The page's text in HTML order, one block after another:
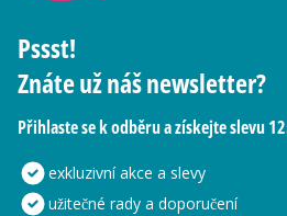
Pssst!
Znáte už náš newsletter?
Přihlaste se k odběru a získejte slevu
exkluzivní akce a slevy
užitečné rady a doporučení